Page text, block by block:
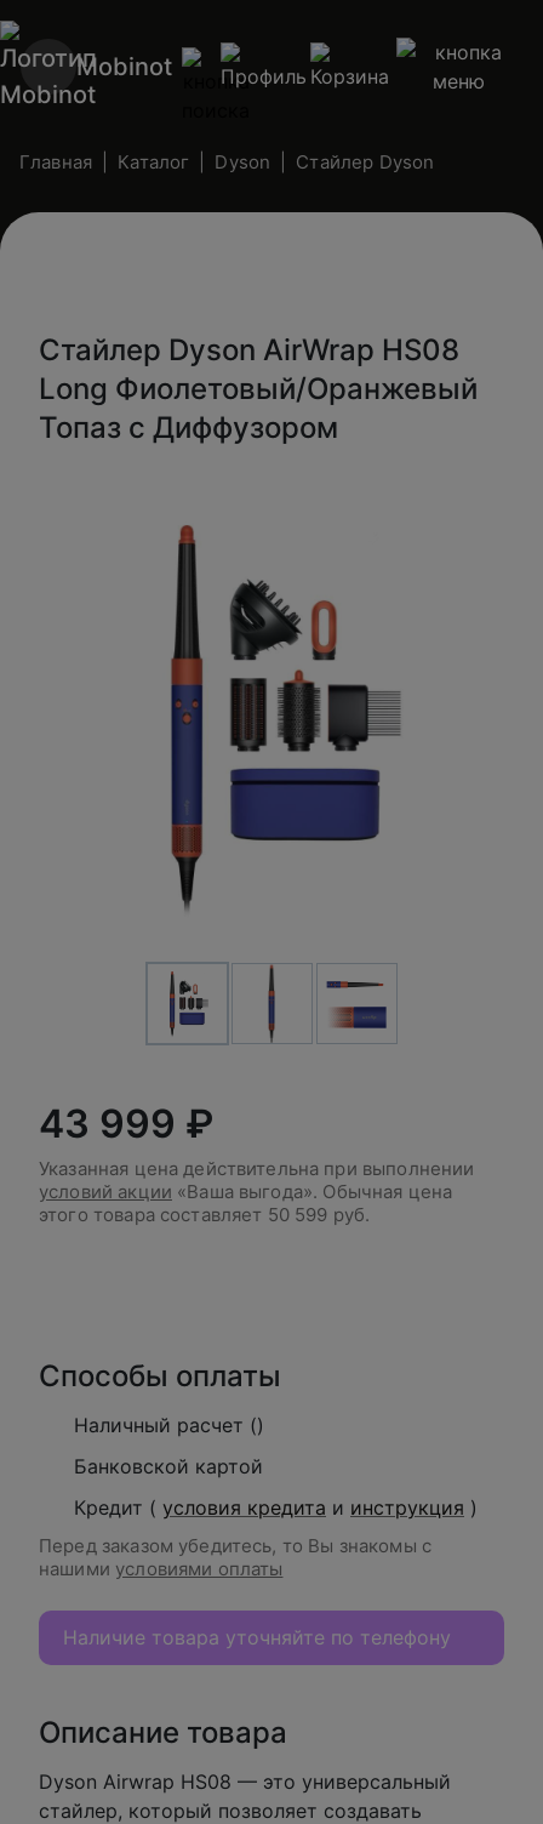
Mobinot
Главная Каталог Dyson Стайлер Dyson
Стайлер Dyson AirWrap HS08
Long Фиолетовый/Оранжевый
Топаз с Диффузором
43 999 ₽
Указанная цена действительна при выполнении
условий акции «Ваша выгода». Обычная цена
этого товара составляет 50 599 руб.
Способы оплаты
Наличный расчет ()
Банковской картой
Кредит ( условия кредита и инструкция )
Перед заказом убедитесь, то Вы знакомы с
нашими условиями оплаты
Наличие товара уточняйте по телефону
Описание товара
Dyson Airwrap HS08 — это универсальный
стайлер, который позволяет создавать